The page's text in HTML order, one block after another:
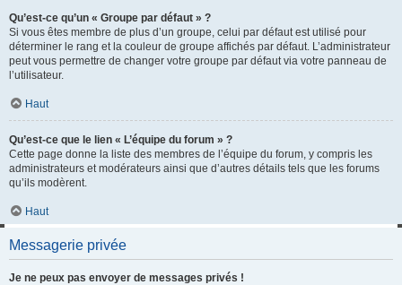
Qu’est-ce qu’un « Groupe par défaut » ?
Si vous êtes membre de plus d’un groupe, celui par défaut est utilisé pour
déterminer le rang et la couleur de groupe affichés par défaut. L’administrateur
peut vous permettre de changer votre groupe par défaut via votre panneau de
l’utilisateur.
Haut
Qu’est-ce que le lien « L’équipe du forum » ?
Cette page donne la liste des membres de l’équipe du forum, y compris les
administrateurs et modérateurs ainsi que d’autres détails tels que les forums
qu’ils modèrent.
Haut
Messagerie privée
Je ne peux pas envoyer de messages privés !